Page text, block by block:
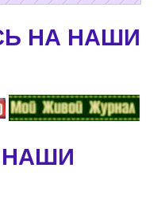
НА НАШИ
НАШИ